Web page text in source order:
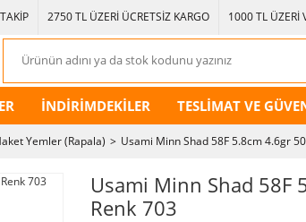
2750 TL ÜZERİ ÜCRETSİZ KARGO 1000 TL ÜZERİ
İNDİRİMDEKİLER TESLİMAT VE
Yemler (Rapala) Usami Minn Shad 58F 5.8cm 4.6gr
Usami Minn Shad 58F
Renk 703